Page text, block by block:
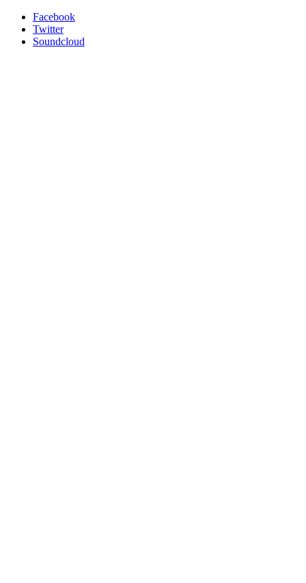
Facebook
Twitter
Soundcloud